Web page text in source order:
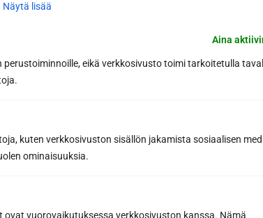
Näytä lisää
Aina
eikä verkkosivusto toimi tarkoitetulla
kuten verkkosivuston sisällön jakamista sosiaalisen
ominaisuuksia.
vuorovaikutuksessa verkkosivuston kanssa. Nämä